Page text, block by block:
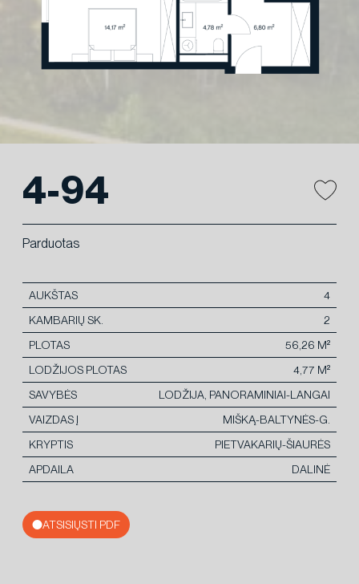
4-94
Parduotas
AUKŠTAS
4
KAMBARIŲ SK.
2
PLOTAS
56,26 M²
LODŽIJOS PLOTAS
4,77 M²
SAVYBĖS
LODŽIJA, PANORAMINIAI-LANGAI
VAIZDAS Į
MIŠKĄ-BALTYNĖS-G.
KRYPTIS
PIETVAKARIŲ-ŠIAURĖS
APDAILA
DALINĖ
ATSISIŲSTI PDF